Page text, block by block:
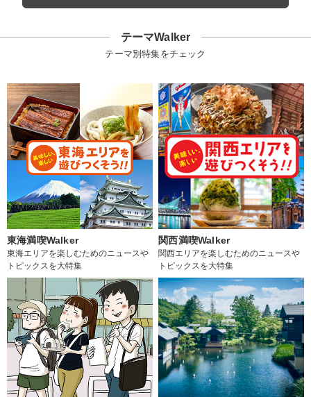
テーマWalker
テーマ別特集をチェック
東海満喫Walker
東海エリアを楽しむためのニュースや
トピックスを大特集
関西満喫Walker
関西エリアを楽しむためのニュースや
トピックスを大特集